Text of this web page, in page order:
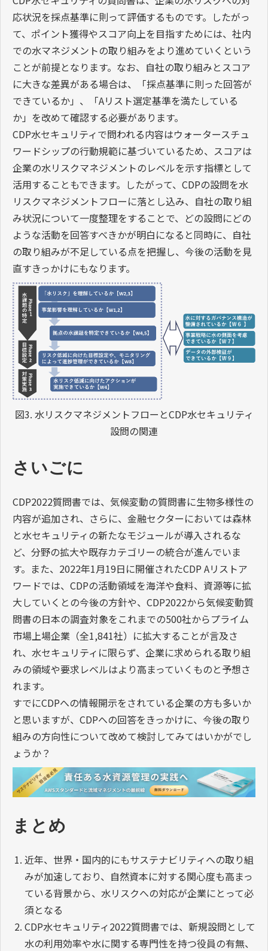
応状況を採点基準に則って評価するものです。したがっ
て、ポイント獲得やスコア向上を目指すためには、社内
での水マネジメントの取り組みをより進めていくという
ことが前提となります。なお、自社の取り組みとスコア
に大きな差異がある場合は、「採点基準に則った回答が
できているか」、「Aリスト選定基準を満たしている
か」を改めて確認する必要があります。
CDP水セキュリティで問われる内容はウォータースチュ
ワードシップの行動規範に基づいているため、スコアは
企業の水リスクマネジメントのレベルを示す指標として
活用することもできます。したがって、CDPの設問を水
リスクマネジメントフローに落とし込み、自社の取り組
み状況について一度整理をすることで、どの設問にどの
ような活動を回答すべきかが明白になると同時に、自社
の取り組みが不足している点を把握し、今後の活動を見
直すきっかけにもなります。
図3. 水リスクマネジメントフローとCDP水セキュリティ
設問の関連
さいごに
CDP2022質問書では、気候変動の質問書に生物多様性の
内容が追加され、さらに、金融セクターにおいては森林
と水セキュリティの新たなモジュールが導入されるな
ど、分野の拡大や既存カテゴリーの統合が進んでいま
す。また、2022年1月19日に開催されたCDP Aリストア
ワードでは、CDPの活動領域を海洋や食料、資源等に拡
大していくとの今後の方針や、CDP2022から気候変動質
問書の日本の調査対象をこれまでの500社からプライム
市場上場企業（全1,841社）に拡大することが言及さ
れ、水セキュリティに限らず、企業に求められる取り組
みの領域や要求レベルはより高まっていくものと予想さ
れます。
すでにCDPへの情報開示をされている企業の方も多いか
と思いますが、CDPへの回答をきっかけに、今後の取り
組みの方向性について改めて検討してみてはいかがでし
ょうか？
まとめ
近年、世界・国内的にもサステナビリティへの取り組
みが加速しており、自然資本に対する関心度も高まっ
ている背景から、水リスクへの対応が企業にとって必
須となる
CDP水セキュリティ2022質問書では、新規設問として
水の利用効率や水に関する専門性を持つ役員の有無、